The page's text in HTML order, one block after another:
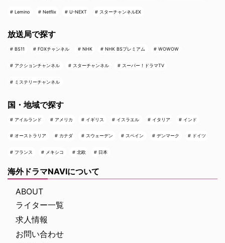
Lemino Netflix U-NEXT スターチャンネルEX
放送局で探す
BS11 FOXチャンネル NHK NHK BSプレミアム WOWOW
アクションチャンネル スターチャンネル スーパー！ドラマTV
ミステリーチャンネル
国・地域で探す
アイルランド アメリカ イギリス イスラエル イタリア インド
オーストラリア カナダ スウェーデン スペイン デンマーク ドイツ
フランス メキシコ 北欧 日本
海外ドラマNAVIについて
ABOUT
ライター一覧
求人情報
お問い合わせ